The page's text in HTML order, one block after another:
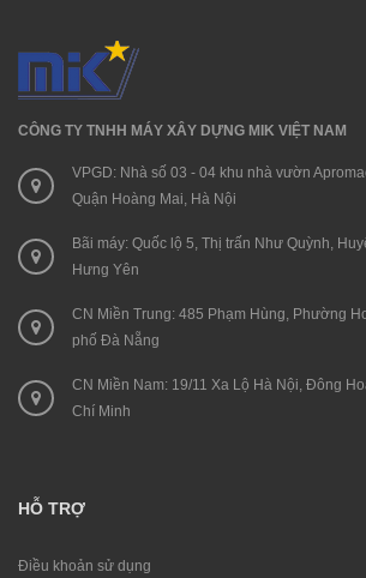
CÔNG TY TNHH MÁY XÂY DỰNG MIK VIỆT NAM
VPGD: Nhà số 03 - 04 khu nhà vườn
Quận Hoàng Mai, Hà Nội
Bãi máy: Quốc lộ 5, Thị trấn Như Quỳnh,
Hưng Yên
CN Miền Trung: 485 Phạm Hùng, Phường
phố Đà Nẵng
CN Miền Nam: 19/11 Xa Lộ Hà Nội, Đông
Chí Minh
HỖ TRỢ
Điều khoản sử dụng